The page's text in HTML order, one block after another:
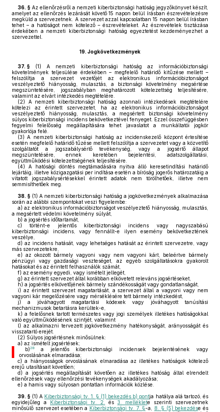
36. § Az ellenőrzésről a nemzeti kiberbiztonsági hatóság jegyzőkönyvet készít,
amelyet az ellenőrzés lezárását követő 15 napon belül írásban észrevételezésre
megküld a szervezetnek. A szervezet azzal kapcsolatban 15 napon belül írásban
tehet – a hatóságot nem kötelező – észrevételeket. Az észrevételek tisztázása
érdekében a nemzeti kiberbiztonsági hatóság egyeztetést kezdeményezhet a
szervezettel.
19. Jogkövetkezmények
37. § (1) A nemzeti kiberbiztonsági hatóság az információbiztonsági
követelmények teljesülése érdekében – megfelelő határidő kitűzése mellett –
felszólítja a szervezet vezetőjét az elektronikus információbiztonságot
veszélyeztető hiányosság, mulasztás, a biztonsági követelmény megsértése
megszüntetésére, jogszabályban meghatározott kötelezettség teljesítésére,
valamint az elvárt intézkedés megtételére.
(2) A nemzeti kiberbiztonsági hatóság azonnali intézkedések megtételére
kötelezi az érintett szervezetet, ha az elektronikus információbiztonságot
veszélyeztető hiányosság, mulasztás, a megsértett biztonsági követelmény
súlyos kiberbiztonsági incidens bekövetkeztével fenyeget. Ezzel összefüggésben
fegyelmi felelősség megállapítására tehet javaslatot a munkáltatói jogkör
gyakorlója felé.
(3) A nemzeti kiberbiztonsági hatóság az incidenskezelő központ értesítése
esetén megfelelő határidő tűzése mellett felszólítja a szervezetet vagy a közvetítő
szolgáltatót a jogszabálysértő tevékenység, vagy a jogsértő állapot
megszüntetésére, ennek keretében bejelentési, adatszolgáltatási,
együttműködési kötelezettségének teljesítésére.
(4) A hatósági döntés megtámadására nyitva álló keresetindítási határidő
lejártáig, illetve közigazgatási per indítása esetén a bíróság jogerős határozatáig a
vitatott jogszabálysértésekkel érintett adatok nem törölhetőek, illetve nem
semmisíthetőek meg.
38. § (1) A nemzeti kiberbiztonsági hatóság a jogkövetkezmények alkalmazása
során az alábbi szempontokat veszi figyelembe:
a) az elektronikus információbiztonságot veszélyeztető hiányosság, mulasztás,
a megsértett védelmi követelmény súlyát,
b) a jogsértés időtartamát,
c) történt-e jelentős kiberbiztonsági incidens vagy nagyszabású
kiberbiztonsági incidens, vagy fennállt-e ilyen esemény bekövetkeztének
veszélye,
d) az incidens hatását, vagy lehetséges hatását az érintett szervezetre, vagy
más szervezetekre,
e) az okozott bármely vagyoni vagy nem vagyoni kárt, beleértve bármely
pénzügyi vagy gazdasági veszteséget, az egyéb szolgáltatásokra gyakorolt
hatásokat és az érintett felhasználók számát,
f) az esemény egyedi, vagy ismételt jellegét,
g) az érintett szervezet által korábban elkövetett releváns jogsértéseket,
h) a jogsértés elkövetőjének bármely szándékosságát vagy gondatlanságát,
i) az érintett szervezet magatartását, a szervezet által a vagyoni vagy nem
vagyoni kár megelőzésére vagy mérséklésére tett bármely intézkedést,
j) a jóváhagyott magatartási kódexek vagy jóváhagyott tanúsítási
mechanizmusok betartásra kerültek-e,
k) a felelősnek tartott természetes vagy jogi személyek illetékes hatóságokkal
való együttműködésének szintjét, valamint
l) az alkalmazni tervezett jogkövetkezmény hatékonyságát, arányosságát és
visszatartó erejét.
(2) Súlyos jogsértésnek minősülnek:
a) az ismételt jogsértések;
b)28a jelentős kiberbiztonsági incidensek bejelentésének vagy
orvoslásának elmaradása;
c) a hiányosságok orvoslásának elmaradása az illetékes hatóságok kötelező
erejű utasításait követően;
d) a jogsértés megállapítását követően az illetékes hatóság által elrendelt
ellenőrzések vagy ellenőrzési tevékenységek akadályozása;
e) a hamis vagy súlyosan pontatlan információk közlése.
39. § (1) A Kiberbiztonsági tv. 1. § (1) bekezdés b) pontja hatálya alá tartozó, és
egyidejűleg a Kiberbiztonsági tv. 2. és 3. melléklete szerinti szervezetnek
minősülő szervezet esetében a Kiberbiztonsági tv. 7. §-a, 8. § (5) bekezdése és